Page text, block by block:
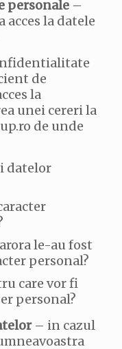
personale –
acces la datele
de
la
unei cereri la
de unde
datelor
le-au fost
personal?
care vor fi
personal?
– in cazul